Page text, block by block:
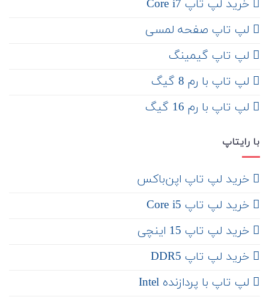
خرید لپ تاپ Core i7
لپ تاپ صفحه لمسی
لپ تاپ گیمینگ
لپ تاپ با رم 8 گیگ
لپ تاپ با رم 16 گیگ
با رایتاپ
‌ خرید لپ تاپ اپن‌باکس
خرید لپ تاپ Core i5
‌‌ خرید لپ تاپ 15 اینچی
خرید لپ تاپ DDR5
لپ تاپ با پردازنده Intel